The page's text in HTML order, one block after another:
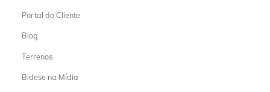
Portal do Cliente
Blog
Terrenos
Bidese na Mídia